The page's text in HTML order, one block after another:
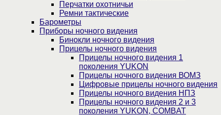
Перчатки охотничьи
Ремни тактические
Барометры
Приборы ночного видения
Бинокли ночного видения
Прицелы ночного видения
Прицелы ночного видения 1
поколения YUKON
Прицелы ночного видения ВОМЗ
Цифровые прицелы ночного видения
Прицелы ночного видения НПЗ
Прицелы ночного видения 2 и 3
поколения YUKON, COMBAT